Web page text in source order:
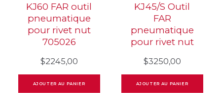
KJ60 FAR outil
pneumatique
pour rivet nut
705026
$2245,00
AJOUTER AU PANIER
KJ45/S Outil
FAR
pneumatique
pour rivet nut
$3250,00
AJOUTER AU PANIER